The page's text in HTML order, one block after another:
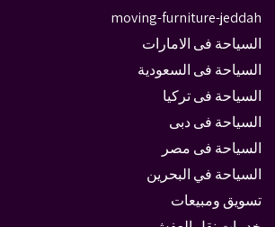
moving-furniture-jeddah
السياحة فى الامارات
السياحة فى السعودية
السياحة فى تركيا
السياحة فى دبى
السياحة فى مصر
السياحة في البحرين
تسويق ومبيعات